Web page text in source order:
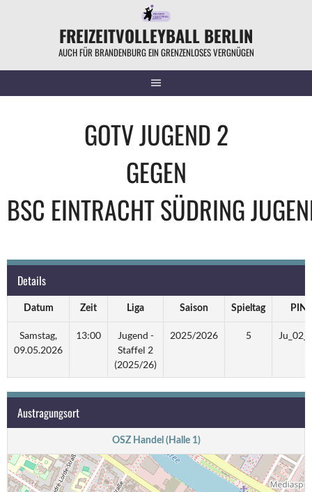
FREIZEITVOLLEYBALL BERLIN
AUCH FÜR BRANDENBURG EIN GRENZENLOSES VERGNÜGEN
GOTV JUGEND 2
GEGEN
BSC EINTRACHT SÜDRING
Details
Datum Zeit Liga Saison Spieltag PIN
Samstag,
09.05.2026
13:00
Jugend -
Staffel 2
(2025/26)
2025/2026 5
Austragungsort
OSZ Handel (Halle 1)